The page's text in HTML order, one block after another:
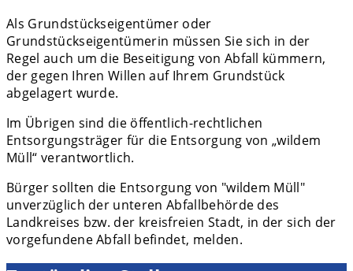
Als Grundstückseigentümer oder
Grundstückseigentümerin müssen Sie sich in der
Regel auch um die Beseitigung von Abfall kümmern,
der gegen Ihren Willen auf Ihrem Grundstück
abgelagert wurde.
Im Übrigen sind die öffentlich-rechtlichen
Entsorgungsträger für die Entsorgung von „wildem
Müll“ verantwortlich.
Bürger sollten die Entsorgung von "wildem Müll"
unverzüglich der unteren Abfallbehörde des
Landkreises bzw. der kreisfreien Stadt, in der sich der
vorgefundene Abfall befindet, melden.